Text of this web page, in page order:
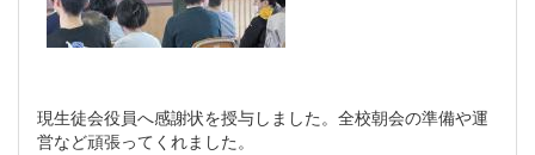
現生徒会役員へ感謝状を授与しました。全校朝会の準備や運
営など頑張ってくれました。